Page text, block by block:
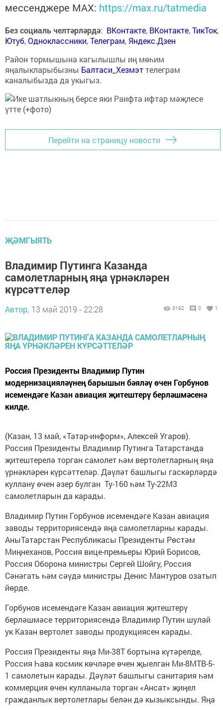
мессенджере MАХ: https://max.ru/tatmedia
Без социаль челтәрләрдә: ВКонтакте, ВКонтакте,ТикТок,
Ютуб,Одноклассники,Телеграм, Яндекс.Дзен
Район тормышына кагылышлы иң мөһим
яңалыкларыбызны Балтаси_Хезмэттелеграм
каналыбызда да укыгыз.
Перейти на страницу новости
ҖӘМГЫЯТЬ
Владимир Путинга Казанда
самолетларның яңа үрнәкләрен
күрсәттеләр
Автор, 13 май 2019 - 22:28 3192 0 1
Россия Президенты Владимир Путин
модернизацияләүнең барышын бәяләү өчен Горбунов
исемендәге Казан авиация җитештерү берләшмәсенә
килде.
(Казан, 13 май, «Татар-информ», Алексей Угаров).
Россия Президенты Владимир Путинга Татарстанда
җитештерелә торган самолет һәм вертолетларның яңа
үрнәкләрен күрсәттеләр. Дәүләт башлыгы гаскәрләрдә
куллану өчен әзер булган Ту-160 һәм Ту-22М3
самолетларын да карады.
Владимир Путин Горбунов исемендәге Казан авиация
заводы территориясендә яңа самолетларны карады.
АныТатарстан Республикасы Президенты Рөстәм
Миңнеханов, Россия вице-премьеры Юрий Борисов,
Россия Оборона министры Сергей Шойгу, Россия
Сәнәгать һәм сәүдә министры Денис Мантуров озатып
йөрде.
Горбунов исемендәге Казан авиация җитештерү
берләшмәсе территориясендә Владимир Путин шулай
ук Казан вертолет заводы продукциясен карады.
Россия Президенты яңа Ми-38Т бортына күтәрелде,
Россия Һава космик көчләре өчен җыелган Ми-8МТВ-5-
1 самолетын карады. Дәүләт башлыгы санитария һәм
коммерция өчен кулланыла торган «Ансат» җиңел
гражданлык вертолетлары белән дә кызыксынды. Яңа